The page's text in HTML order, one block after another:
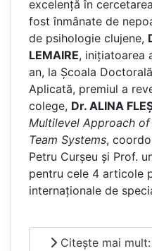
excelență în
fost înmânate de
de psihologie clujene,
LEMAIRE, inițiatoarea
an, la Școala
Aplicată, premiul a
colege, Dr. ALINA
Multilevel Approach
Team Systems,
Petru Curșeu și Prof.
pentru cele 4 articole
internaționale de
Citește mai